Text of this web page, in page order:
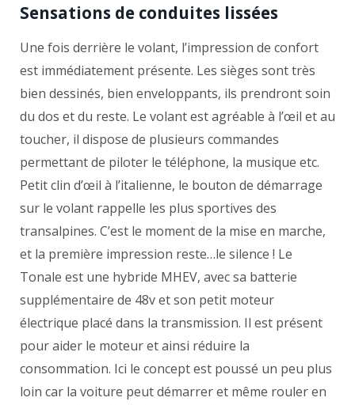
Sensations de conduites lissées
Une fois derrière le volant, l’impression de confort
est immédiatement présente. Les sièges sont très
bien dessinés, bien enveloppants, ils prendront soin
du dos et du reste. Le volant est agréable à l’œil et au
toucher, il dispose de plusieurs commandes
permettant de piloter le téléphone, la musique etc.
Petit clin d’œil à l’italienne, le bouton de démarrage
sur le volant rappelle les plus sportives des
transalpines. C’est le moment de la mise en marche,
et la première impression reste…le silence ! Le
Tonale est une hybride MHEV, avec sa batterie
supplémentaire de 48v et son petit moteur
électrique placé dans la transmission. Il est présent
pour aider le moteur et ainsi réduire la
consommation. Ici le concept est poussé un peu plus
loin car la voiture peut démarrer et même rouler en